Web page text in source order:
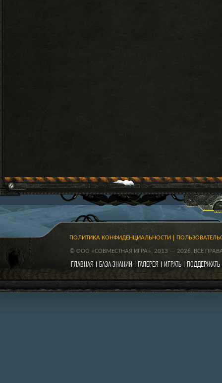
ПОЛИТИКА КОНФИДЕНЦИАЛЬНОСТИ
© ООО «СОВМЕСТНАЯ ИГРА», 2013 — 2026. ВСЕ
ГЛАВНАЯ БАЗА ЗНАНИЙ ГАЛЕРЕЯ ИГРАТЬ ПОДДЕРЖАТЬ